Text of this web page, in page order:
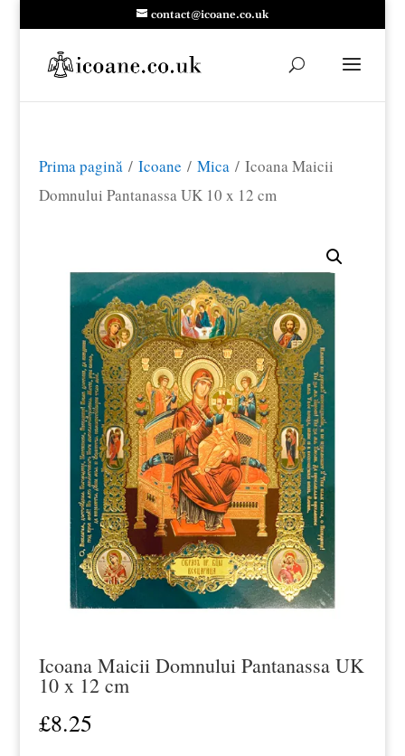
contact@icoane.co.uk
Prima pagină/ Icoane / Mica/ Icoana Maicii
Domnului Pantanassa UK 10 x 12 cm
Icoana Maicii Domnului Pantanassa UK
10 x 12 cm
£8.25